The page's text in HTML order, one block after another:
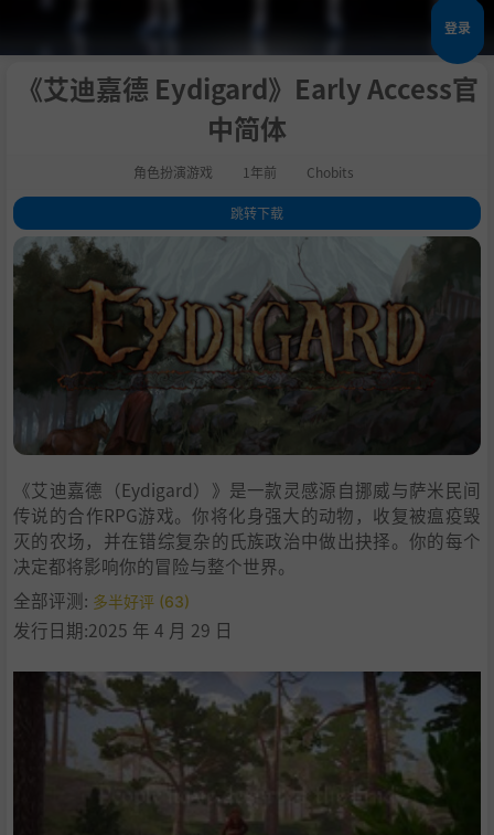
登录
《艾迪嘉德 Eydigard》Early Access官
中简体
角色扮演游戏 1年前 Chobits
跳转下载
1.关于此游戏
主要特色：
系统需求
《艾迪嘉德（Eydigard）》是一款灵感源自挪威与萨米民间
传说的合作RPG游戏。你将化身强大的动物，收复被瘟疫毁
灭的农场，并在错综复杂的氏族政治中做出抉择。你的每个
决定都将影响你的冒险与整个世界。
全部评测: 多半好评 (63)
发行日期:2025 年 4 月 29 日